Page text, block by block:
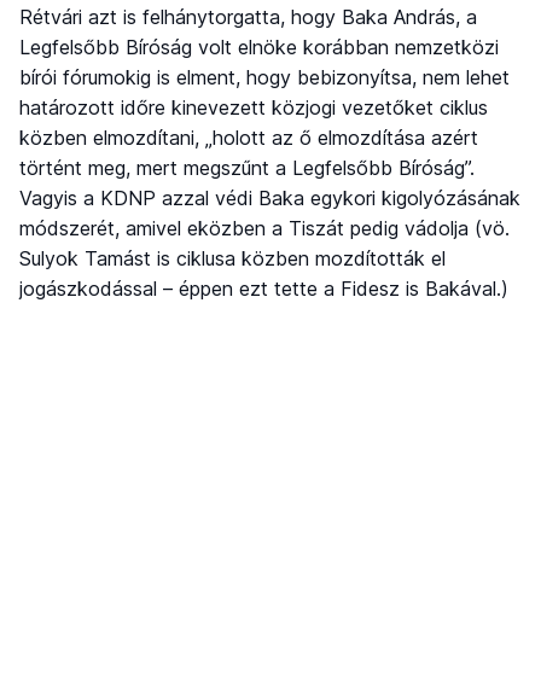
Rétvári azt is felhánytorgatta, hogy Baka András, a
Legfelsőbb Bíróság volt elnöke korábban nemzetközi
bírói fórumokig is elment, hogy bebizonyítsa, nem lehet
határozott időre kinevezett közjogi vezetőket ciklus
közben elmozdítani, „holott az ő elmozdítása azért
történt meg, mert megszűnt a Legfelsőbb Bíróság”.
Vagyis a KDNP azzal védi Baka egykori kigolyózásának
módszerét, amivel eközben a Tiszát pedig vádolja (vö.
Sulyok Tamást is ciklusa közben mozdították el
jogászkodással – éppen ezt tette a Fidesz is Bakával.)